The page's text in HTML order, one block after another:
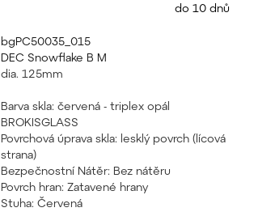
do 10 dnů
bgPC50035_015
DEC Snowflake B M
dia. 125mm
Barva skla: červená - triplex opál
BROKISGLASS
Povrchová úprava skla: lesklý povrch (lícová
strana)
Bezpečnostní Nátěr: Bez nátěru
Povrch hran: Zatavené hrany
Stuha: Červená